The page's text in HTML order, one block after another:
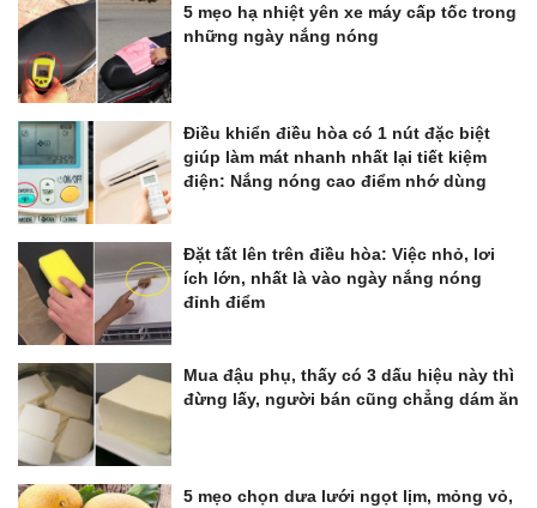
5 mẹo hạ nhiệt yên xe máy cấp tốc trong
những ngày nắng nóng
Điều khiển điều hòa có 1 nút đặc biệt
giúp làm mát nhanh nhất lại tiết kiệm
điện: Nắng nóng cao điểm nhớ dùng
Đặt tất lên trên điều hòa: Việc nhỏ, lơi
ích lớn, nhất là vào ngày nắng nóng
đỉnh điểm
Mua đậu phụ, thấy có 3 dấu hiệu này thì
đừng lấy, người bán cũng chẳng dám ăn
5 mẹo chọn dưa lưới ngọt lịm, mỏng vỏ,